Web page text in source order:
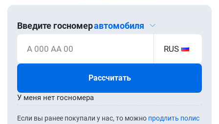
Введите госномеравтомобиля
А 000 АА 00 RUS
Рассчитать
Если вы ранее покупали у нас, то можно продлить полис
У меня нет госномера